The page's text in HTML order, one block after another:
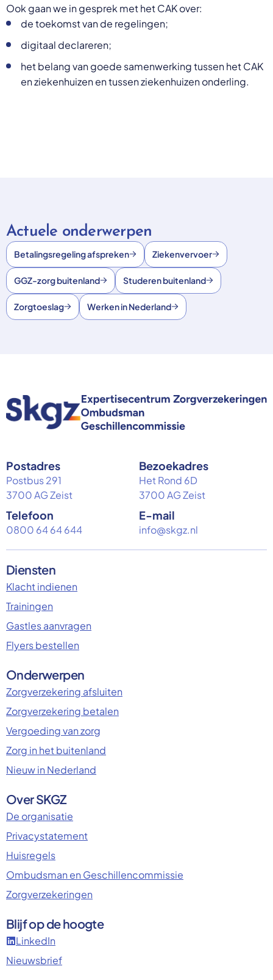
Ook gaan we in gesprek met het CAK over:
de toekomst van de regelingen;
digitaal declareren;
het belang van goede samenwerking tussen het CAK
en ziekenhuizen en tussen ziekenhuizen onderling.
Actuele onderwerpen
Betalingsregeling afspreken Ziekenvervoer
GGZ-zorg buitenland Studeren buitenland
Zorgtoeslag Werken in Nederland
Postadres
Postbus 291
3700 AG Zeist
Bezoekadres
Het Rond 6D
3700 AG Zeist
Telefoon
0800 64 64 644
E-mail
info@skgz.nl
Diensten
Klacht indienen
Trainingen
Gastles aanvragen
Flyers bestellen
Onderwerpen
Zorgverzekering afsluiten
Zorgverzekering betalen
Vergoeding van zorg
Zorg in het buitenland
Nieuw in Nederland
Over SKGZ
De organisatie
Privacystatement
Huisregels
Ombudsman en Geschillencommissie
Zorgverzekeringen
Blijf op de hoogte
LinkedIn
Nieuwsbrief